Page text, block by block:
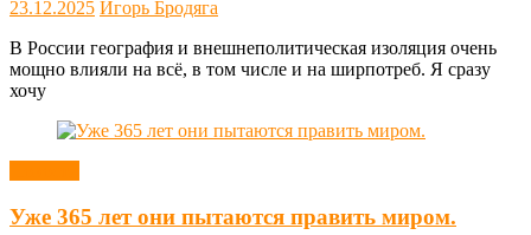
23.12.2025 Игорь Бродяга
В России география и внешнеполитическая изоляция очень
мощно влияли на всё, в том числе и на ширпотреб. Я сразу
хочу
Уже 365 лет они пытаются править миром.